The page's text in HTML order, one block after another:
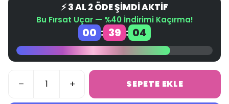
⚡ 3 AL 2 ÖDE ŞİMDİ AKTİF
Bu Fırsat Uçar — %40 İndirimi Kaçırma!
00 : 39 : 04
SEPETE EKLE